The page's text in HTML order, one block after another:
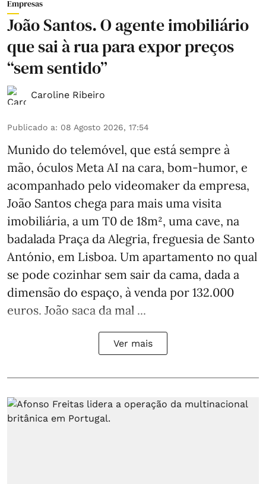
Empresas
João Santos. O agente imobiliário
que sai à rua para expor preços
“sem sentido”
Caroline Ribeiro
Publicado a: 08 Agosto 2026, 17:54
Munido do telemóvel, que está sempre à
mão, óculos Meta AI na cara, bom-humor, e
acompanhado pelo videomaker da empresa,
João Santos chega para mais uma visita
imobiliária, a um T0 de 18m², uma cave, na
badalada Praça da Alegria, freguesia de Santo
António, em Lisboa. Um apartamento no qual
se pode cozinhar sem sair da cama, dada a
dimensão do espaço, à venda por 132.000
euros. João saca da mal ...
Ver mais